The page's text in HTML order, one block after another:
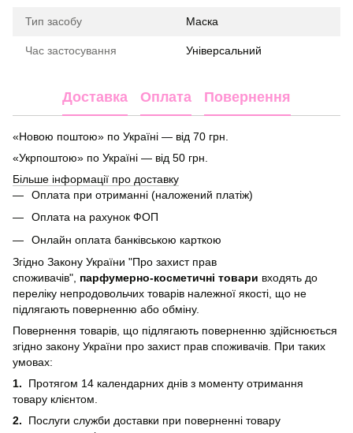
Тип засобу Маска
Час застосування Універсальний
Доставка Оплата Повернення
«Новою поштою» по Україні — від 70 грн.
«Укрпоштою» по Україні — від 50 грн.
Більше інформації про доставку
Оплата при отриманні (наложений платіж)
Оплата на рахунок ФОП
Онлайн оплата банківською карткою
Згідно Закону України "Про захист прав
споживачів", парфумерно-косметичні товари входять до
переліку непродовольчих товарів належної якості, що не
підлягають поверненню або обміну.
Повернення товарів, що підлягають поверненню здійснюється
згідно закону України про захист прав споживачів. При таких
умовах:
1.
Протягом 14 календарних днів з моменту отримання
товару клієнтом.
2. Послуги служби доставки при поверненні товару